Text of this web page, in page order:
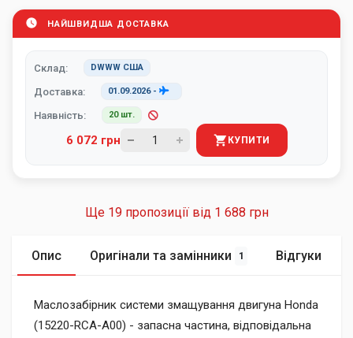
НАЙШВИДША ДОСТАВКА
Склад: DWWW США
Доставка: 01.09.2026-
Наявність: 20 шт.
6 072 грн КУПИТИ
Ще 19 пропозиції від 1 688 грн
Опис Оригінали та замінники 1 Відгуки
Маслозабірник системи змащування двигуна Honda
(15220-RCA-A00) - запасна частина, відповідальна